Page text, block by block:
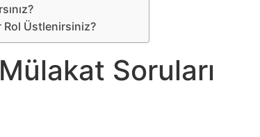
Rol Üstlenirsiniz?
Soruları